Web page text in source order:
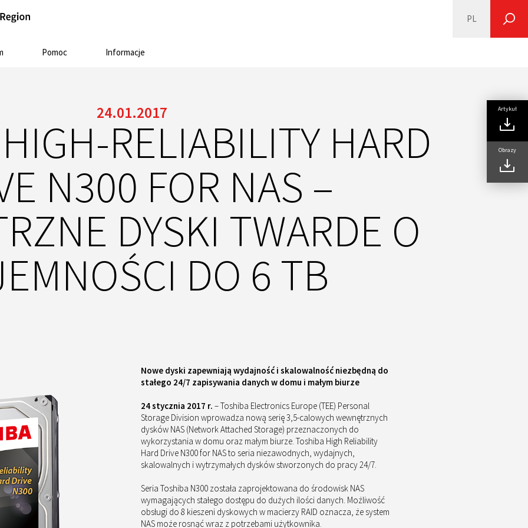
Pomoc Informacje
PL
24.01.2017
RELIABILITY HARD
N300 FOR NAS –
DYSKI TWARDE O
DO 6 TB
Artykuł
Obrazy
Nowe dyski zapewniają wydajność i skalowalność niezbędną do
stałego 24/7 zapisywania danych w domu i małym biurze
24 stycznia 2017 r. – Toshiba Electronics Europe (TEE) Personal
Storage Division wprowadza nową serię 3,5-calowych wewnętrznych
dysków NAS (Network Attached Storage) przeznaczonych do
wykorzystania w domu oraz małym biurze. Toshiba High Reliability
Hard Drive N300 for NAS to seria niezawodnych, wydajnych,
skalowalnych i wytrzymałych dysków stworzonych do pracy 24/7.
Seria Toshiba N300 została zaprojektowana do środowisk NAS
wymagających stałego dostępu do dużych ilości danych. Możliwość
obsługi do 8 kieszeni dyskowych w macierzy RAID oznacza, że system
NAS może rosnąć wraz z potrzebami użytkownika.